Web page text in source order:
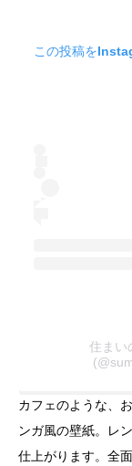
この投稿を
住まい
カフェのような、
ンガ風の壁紙。レ
仕上がります。全